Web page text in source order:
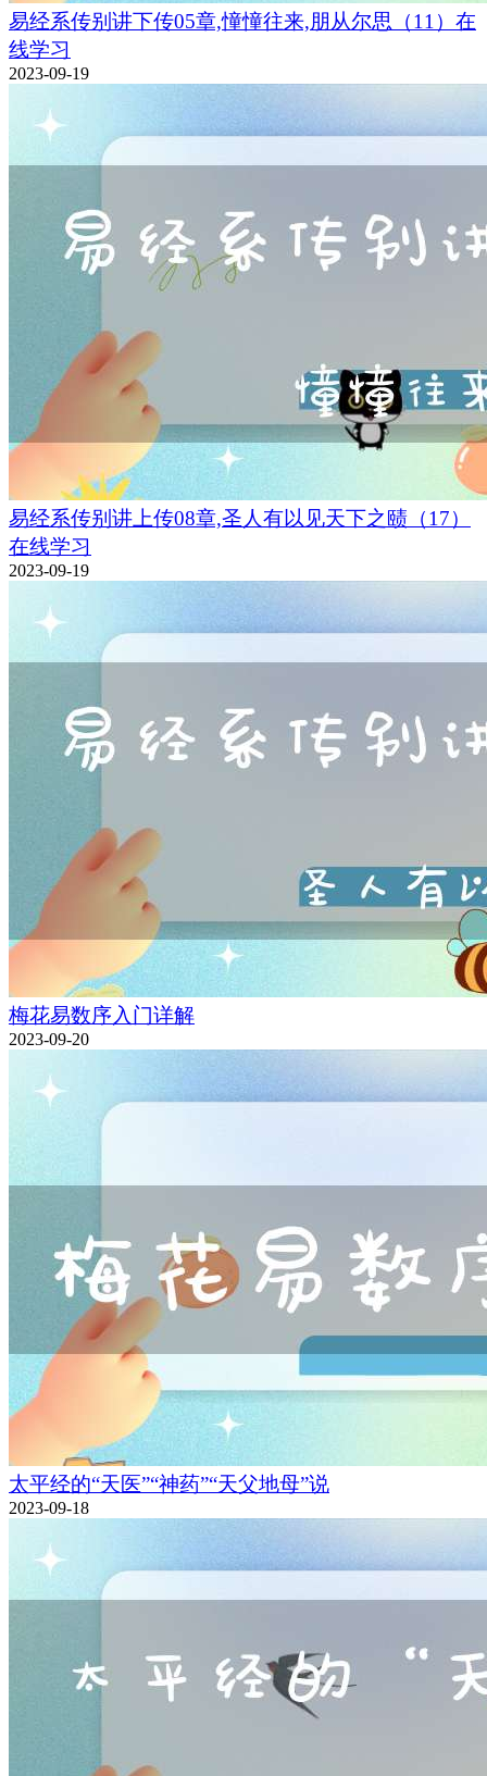
易经系传别讲下传05章,憧憧往来,朋从尔思（11）在
线学习
2023-09-19
易经系传别讲上传08章,圣人有以见天下之赜（17）
在线学习
2023-09-19
梅花易数序入门详解
2023-09-20
太平经的“天医”“神药”“天父地母”说
2023-09-18